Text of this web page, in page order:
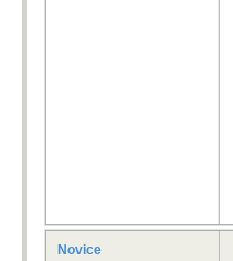
Novice